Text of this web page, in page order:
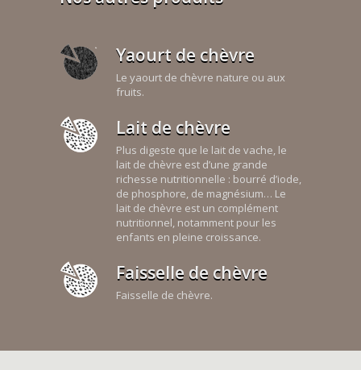
Yaourt de chèvre
Le yaourt de chèvre nature ou aux
fruits.
Lait de chèvre
Plus digeste que le lait de vache, le
lait de chèvre est d’une grande
richesse nutritionnelle : bourré d’iode,
de phosphore, de magnésium… Le
lait de chèvre est un complément
nutritionnel, notamment pour les
enfants en pleine croissance.
Faisselle de chèvre
Faisselle de chèvre.